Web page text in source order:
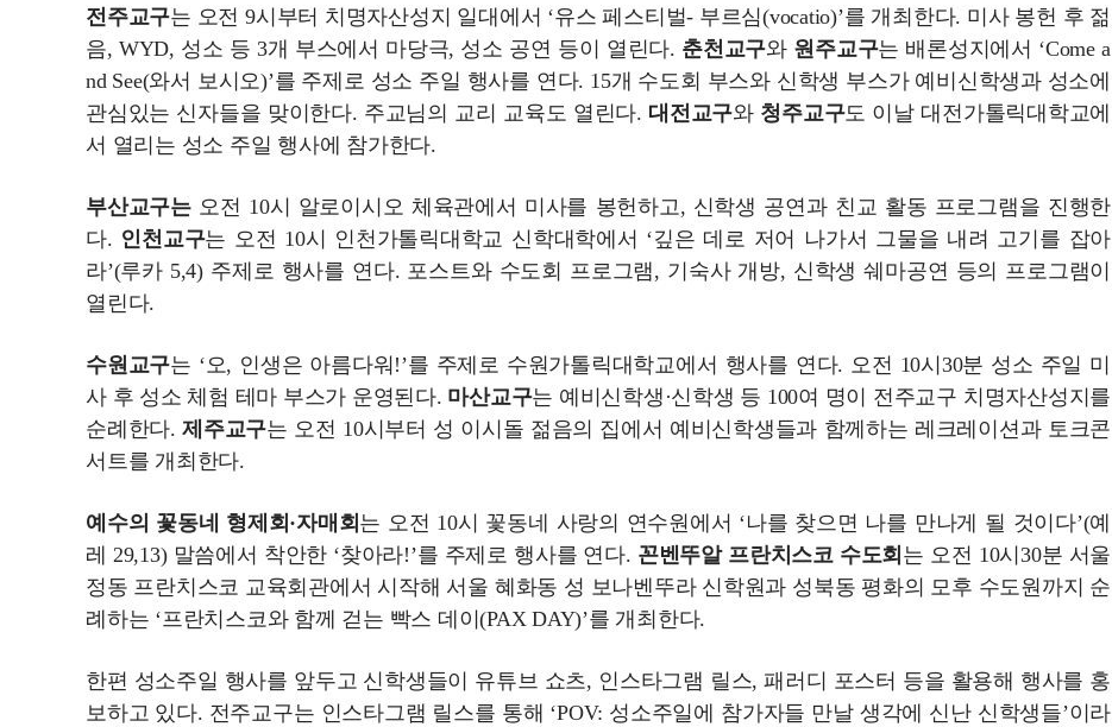
전주교구는 오전 9시부터 치명자산성지 일대에서 ‘유스 페스티벌- 부르심(vocatio)’를 개최한다. 미사 봉헌 후 젊
음, WYD, 성소 등 3개 부스에서 마당극, 성소 공연 등이 열린다. 춘천교구와 원주교구는 배론성지에서 ‘Come a
nd See(와서 보시오)’를 주제로 성소 주일 행사를 연다. 15개 수도회 부스와 신학생 부스가 예비신학생과 성소에
관심있는 신자들을 맞이한다. 주교님의 교리 교육도 열린다. 대전교구와 청주교구도 이날 대전가톨릭대학교에
서 열리는 성소 주일 행사에 참가한다.
부산교구는오전 10시 알로이시오 체육관에서 미사를 봉헌하고, 신학생 공연과 친교 활동 프로그램을 진행한
다. 인천교구는 오전 10시 인천가톨릭대학교 신학대학에서 ‘깊은 데로 저어 나가서 그물을 내려 고기를 잡아
라’(루카 5,4) 주제로 행사를 연다. 포스트와 수도회 프로그램, 기숙사 개방, 신학생 쉐마공연 등의 프로그램이
열린다.
수원교구는 ‘오, 인생은 아름다워!’를 주제로 수원가톨릭대학교에서 행사를 연다. 오전 10시30분 성소 주일 미
사 후 성소 체험 테마 부스가 운영된다. 마산교구는 예비신학생·신학생 등 100여 명이 전주교구 치명자산성지를
순례한다.제주교구는 오전 10시부터 성 이시돌 젊음의 집에서 예비신학생들과 함께하는 레크레이션과 토크콘
서트를 개최한다.
예수의 꽃동네 형제회·자매회 는 오전 10시 꽃동네 사랑의 연수원에서 ‘나를 찾으면 나를 만나게 될 것이다’(예
레 29,13) 말씀에서 착안한 ‘찾아라!’를 주제로 행사를 연다. 꼰벤뚜알 프란치스코 수도회 는 오전 10시30분 서울
정동 프란치스코 교육회관에서 시작해 서울 혜화동 성 보나벤뚜라 신학원과 성북동 평화의 모후 수도원까지 순
례하는 ‘프란치스코와 함께 걷는 빡스 데이(PAX DAY)’를 개최한다.
한편 성소주일 행사를 앞두고 신학생들이 유튜브 쇼츠, 인스타그램 릴스, 패러디 포스터 등을 활용해 행사를 홍
보하고 있다. 전주교구는 인스타그램 릴스를 통해 ‘POV: 성소주일에 참가자들 만날 생각에 신난 신학생들’이라